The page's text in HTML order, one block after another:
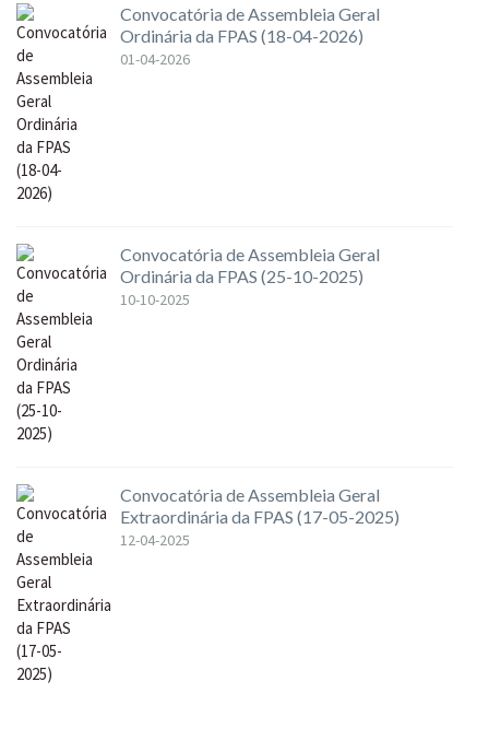
Convocatória de Assembleia Geral
Ordinária da FPAS (18-04-2026)
01-04-2026
Convocatória de Assembleia Geral
Ordinária da FPAS (25-10-2025)
10-10-2025
Convocatória de Assembleia Geral
Extraordinária da FPAS (17-05-2025)
12-04-2025